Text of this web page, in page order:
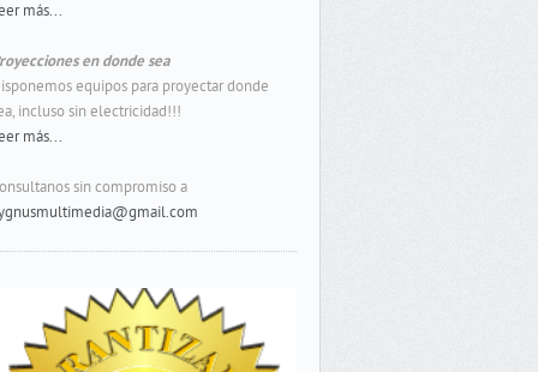
más...
en donde sea
equipos para proyectar donde
incluso sin electricidad!!!
más...
sin compromiso a